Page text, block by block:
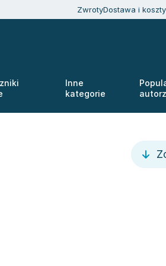
ZwrotyDostawa i koszty
Inne
kategorie